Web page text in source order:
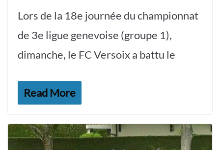
Lors de la 18e journée du championnat
de 3e ligue genevoise (groupe 1),
dimanche, le FC Versoix a battu le
Read More